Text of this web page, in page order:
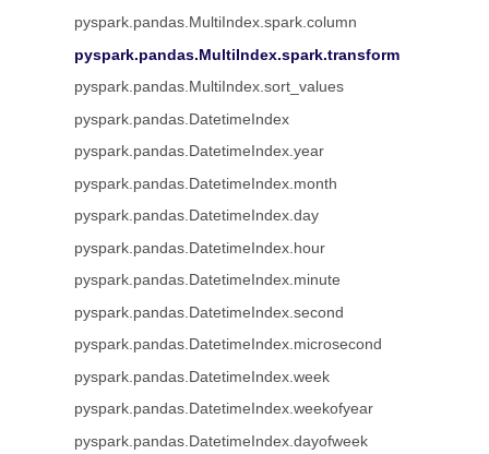
pyspark.pandas.MultiIndex.spark.column
pyspark.pandas.MultiIndex.spark.transform
pyspark.pandas.MultiIndex.sort_values
pyspark.pandas.DatetimeIndex
pyspark.pandas.DatetimeIndex.year
pyspark.pandas.DatetimeIndex.month
pyspark.pandas.DatetimeIndex.day
pyspark.pandas.DatetimeIndex.hour
pyspark.pandas.DatetimeIndex.minute
pyspark.pandas.DatetimeIndex.second
pyspark.pandas.DatetimeIndex.microsecond
pyspark.pandas.DatetimeIndex.week
pyspark.pandas.DatetimeIndex.weekofyear
pyspark.pandas.DatetimeIndex.dayofweek